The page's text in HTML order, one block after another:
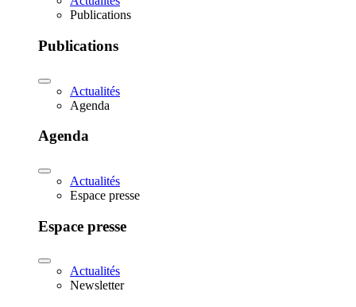
Publications
Publications
Actualités
Agenda
Agenda
Actualités
Espace presse
Espace presse
Actualités
Newsletter